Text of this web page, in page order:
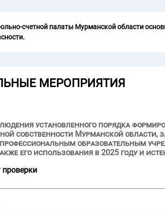
счетной палаты Мурманской области
МЕРОПРИЯТИЯ
установленного порядка
собственности Мурманской
образовательным
его использования в 2025 году и
проверки